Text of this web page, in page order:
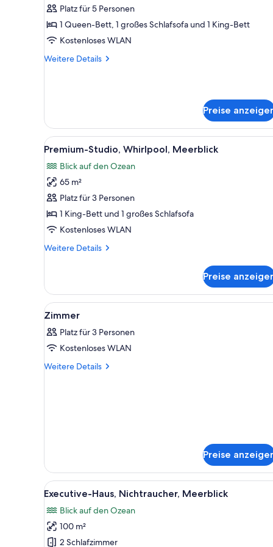
Suite,
Whirlpool,
Meerblick
Platz für 5 Personen
1 Queen-Bett, 1 großes Schlafsofa und 1 King-Bett
Kostenloses WLAN
Weitere Details
Weitere
Meerblick
Preise
Alle
Fotos
für
Premium-
Studio,
Whirlpool,
Meerblick
Ein Hotelzimmer mit Bett,
14
Premium-Studio, Whirlpool, Meerblick
Blick auf den Ozean
65 m²
Platz für 3 Personen
1 King-Bett und 1 großes Schlafsofa
Kostenloses WLAN
Weitere Details
Weitere
Studio,
Whirlpool,
Meerblick
Preise
Alle
Fotos
für
Zimmer
anzeigen
Ein Hotelzimmer mit
12
Zimmer
Platz für 3 Personen
Kostenloses WLAN
Weitere Details
Weitere
Preise
Alle
Fotos
für
Executive-
Haus,
Ein Wohngebiet mit Häusern,
1
Executive-Haus, Nichtraucher, Meerblick
Blick auf den Ozean
100 m²
2 Schlafzimmer